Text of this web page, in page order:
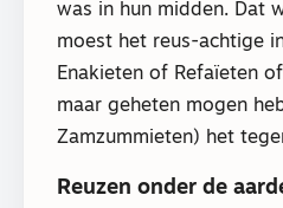
was in hun midden. Dat
moest het reus-achtige
Enakieten of Refaïeten
maar geheten mogen
Zamzummieten) het
Reuzen onder de